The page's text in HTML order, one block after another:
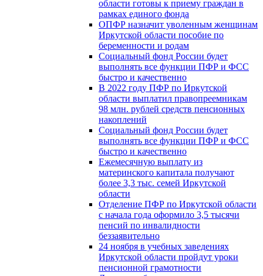
области готовы к приему граждан в
рамках единого фонда
ОПФР назначит уволенным женщинам
Иркутской области пособие по
беременности и родам
Социальный фонд России будет
выполнять все функции ПФР и ФСС
быстро и качественно
В 2022 году ПФР по Иркутской
области выплатил правопреемникам
98 млн. рублей средств пенсионных
накоплений
Социальный фонд России будет
выполнять все функции ПФР и ФСС
быстро и качественно
Ежемесячную выплату из
материнского капитала получают
более 3,3 тыс. семей Иркутской
области
Отделение ПФР по Иркутской области
с начала года оформило 3,5 тысячи
пенсий по инвалидности
беззаявительно
24 ноября в учебных заведениях
Иркутской области пройдут уроки
пенсионной грамотности